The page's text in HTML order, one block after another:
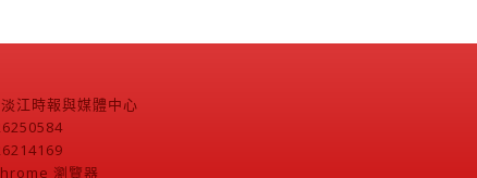
江時報與媒體中心
瀏覽器